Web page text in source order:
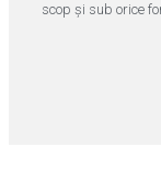
scop și sub orice